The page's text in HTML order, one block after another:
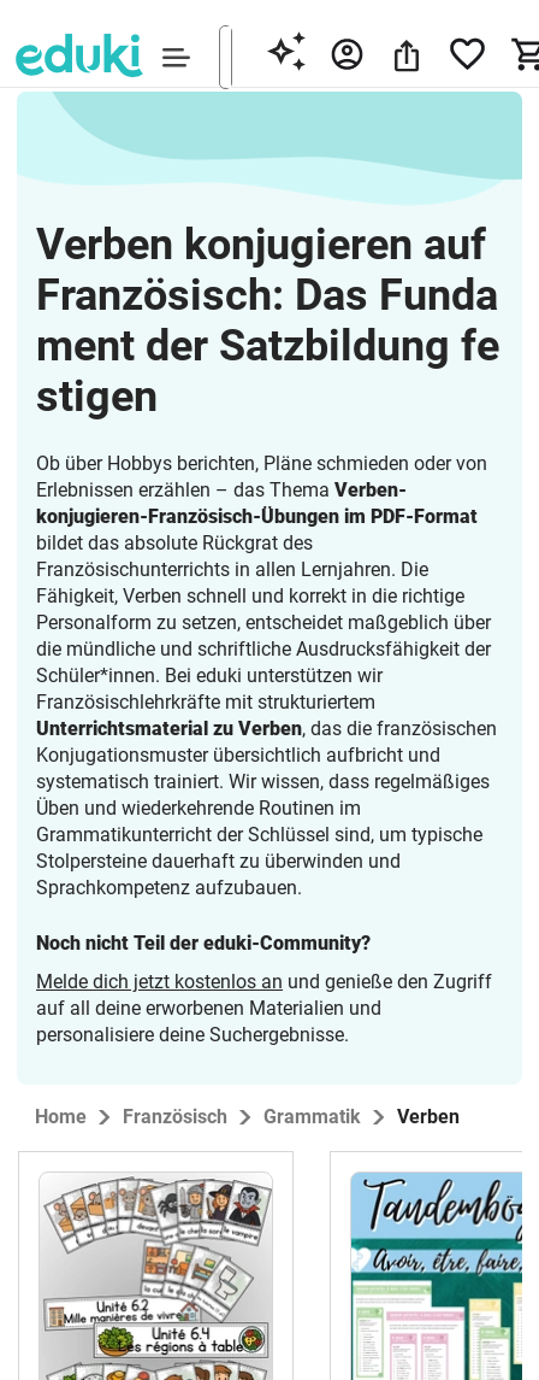
Verben konjugieren auf
Französisch: Das Funda
ment der Satzbildung fe
stigen
Ob über Hobbys berichten, Pläne schmieden oder von
Erlebnissen erzählen – das Thema Verben-
konjugieren-Französisch-Übungen im PDF-Format
bildet das absolute Rückgrat des
Französischunterrichts in allen Lernjahren. Die
Fähigkeit, Verben schnell und korrekt in die richtige
Personalform zu setzen, entscheidet maßgeblich über
die mündliche und schriftliche Ausdrucksfähigkeit der
Schüler*innen. Bei eduki unterstützen wir
Französischlehrkräfte mit strukturiertem
Unterrichtsmaterial zu Verben, das die französischen
Konjugationsmuster übersichtlich aufbricht und
systematisch trainiert. Wir wissen, dass regelmäßiges
Üben und wiederkehrende Routinen im
Grammatikunterricht der Schlüssel sind, um typische
Stolpersteine dauerhaft zu überwinden und
Sprachkompetenz aufzubauen.
Noch nicht Teil der eduki-Community?
Melde dich jetzt kostenlos an und genieße den Zugriff
auf all deine erworbenen Materialien und
personalisiere deine Suchergebnisse.
Home Französisch Grammatik Verben